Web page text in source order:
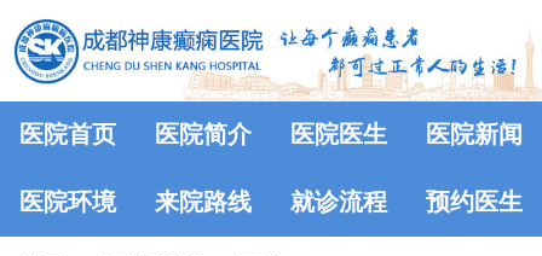
医院首页 医院简介 医院医生 医院新闻
医院环境 来院路线 就诊流程 预约医生